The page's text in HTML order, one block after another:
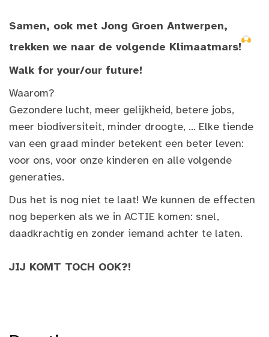
Samen, ook met Jong Groen Antwerpen,
trekken we naar de volgende Klimaatmars!
Walk for your/our future!
Waarom?
Gezondere lucht, meer gelijkheid, betere jobs,
meer biodiversiteit, minder droogte, ... Elke tiende
van een graad minder betekent een beter leven:
voor ons, voor onze kinderen en alle volgende
generaties.
Dus het is nog niet te laat! We kunnen de effecten
nog beperken als we in ACTIE komen: snel,
daadkrachtig en zonder iemand achter te laten.
JIJ KOMT TOCH OOK?!